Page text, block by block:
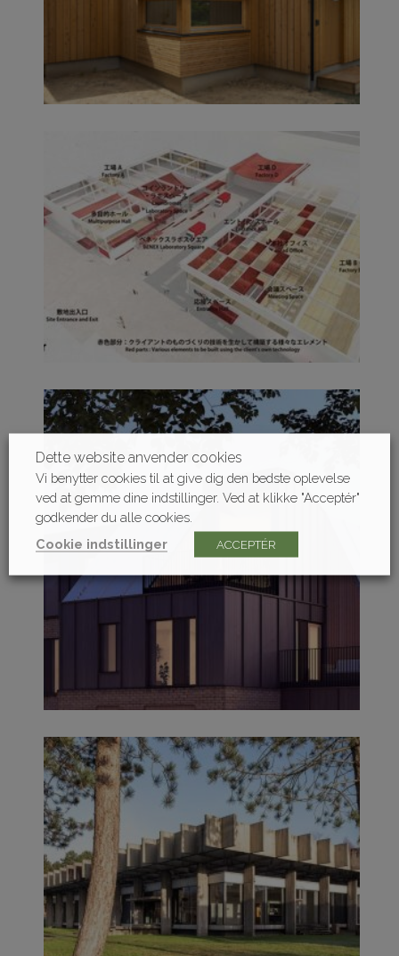
Dette website anvender cookies
Vi benytter cookies til at give dig den bedste oplevelse
ved at gemme dine indstillinger. Ved at klikke "Acceptér"
godkender du alle cookies.
Cookie indstillinger
ACCEPTÉR